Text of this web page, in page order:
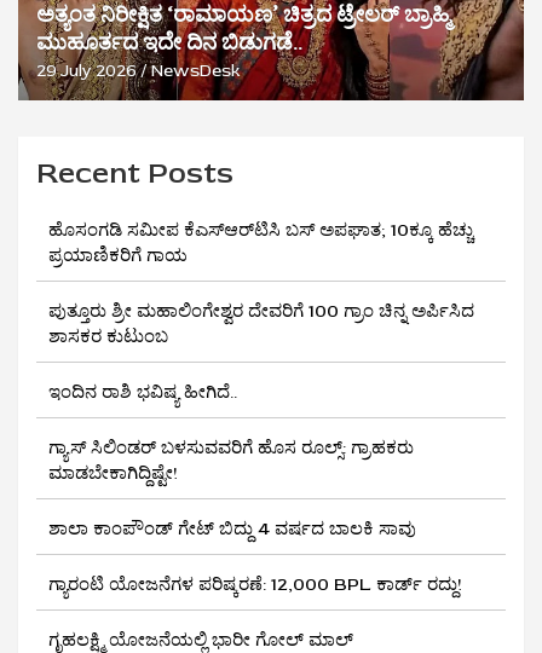
ಅತ್ಯಂತ ನಿರೀಕ್ಷಿತ ‘ರಾಮಾಯಣ’ ಚಿತ್ರದ ಟ್ರೇಲರ್ ಬ್ರಾಹ್ಮಿ
ಮುಹೂರ್ತದ ಇದೇ ದಿನ ಬಿಡುಗಡೆ..
29 July 2026 NewsDesk
Recent Posts
ಹೊಸಂಗಡಿ ಸಮೀಪ ಕೆಎಸ್‌ಆರ್‌ಟಿಸಿ ಬಸ್ ಅಪಘಾತ; 10ಕ್ಕೂ ಹೆಚ್ಚು
ಪ್ರಯಾಣಿಕರಿಗೆ ಗಾಯ
ಪುತ್ತೂರು ಶ್ರೀ ಮಹಾಲಿಂಗೇಶ್ವರ ದೇವರಿಗೆ 100 ಗ್ರಾಂ ಚಿನ್ನ ಅರ್ಪಿಸಿದ
ಶಾಸಕರ ಕುಟುಂಬ
ಇಂದಿನ ರಾಶಿ ಭವಿಷ್ಯ ಹೀಗಿದೆ..
ಗ್ಯಾಸ್ ಸಿಲಿಂಡರ್ ಬಳಸುವವರಿಗೆ ಹೊಸ ರೂಲ್ಸ್‌: ಗ್ರಾಹಕರು
ಮಾಡಬೇಕಾಗಿದ್ದಿಷ್ಟೇ!
ಶಾಲಾ ಕಾಂಪೌಂಡ್ ಗೇಟ್ ಬಿದ್ದು 4 ವರ್ಷದ ಬಾಲಕಿ ಸಾವು
ಗ್ಯಾರಂಟಿ ಯೋಜನೆಗಳ ಪರಿಷ್ಕರಣೆ: 12,000 BPL ಕಾರ್ಡ್ ರದ್ದು!
ಗೃಹಲಕ್ಷ್ಮಿ ಯೋಜನೆಯಲ್ಲಿ ಭಾರೀ ಗೋಲ್ ಮಾಲ್